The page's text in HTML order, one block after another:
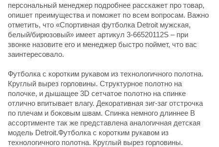
персональный менеджер подробнее расскажет про товар,
опишет преимущества и поможет по всем вопросам. Важно
отметить, что «Спортивная футболка Detroit мужская,
белый/бирюзовый» имеет артикул 3-66520112S – при
звонке назовите его и менеджер быстро поймет, что вас
заинтересовало.
Футболка с коротким рукавом из технологичного полотна.
Круглый вырез горловины. Структурное полотно на
полочке, и дышащее 3D сетчатое полотно на спинке
отлично впитывает влагу. Декоративная зиг-заг отстрочка
по плечам и боковым швам. Спинка немного длиннее В
ассортименте так же представлена аналогичная детская
модель Detroit.Футболка с коротким рукавом из
технологичного полотна. Круглый вырез горловины.